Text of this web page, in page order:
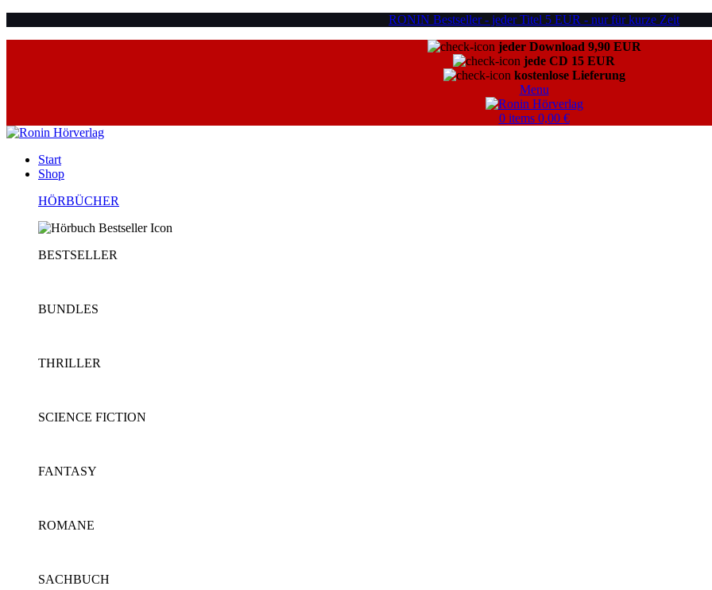
RONIN Bestseller - jeder Titel 5 EUR - nur für kurze Zeit
jeder Download 9,90 EUR
jede CD 15 EUR
kostenlose Lieferung
Menu
0 items 0,00 €
Start
Shop
HÖRBÜCHER
BESTSELLER
BUNDLES
THRILLER
SCIENCE FICTION
FANTASY
ROMANE
SACHBUCH